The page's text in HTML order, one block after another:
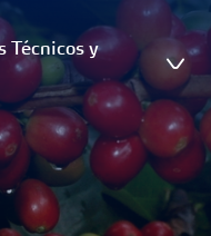
Técnicos y